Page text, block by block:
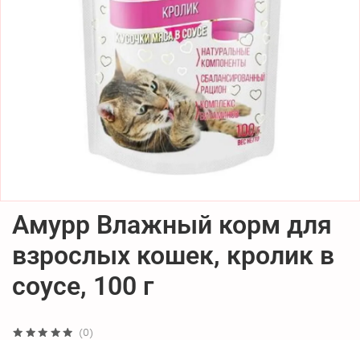
(0)
Амурр Влажный корм для
взрослых кошек, кролик в
соусе, 100 г